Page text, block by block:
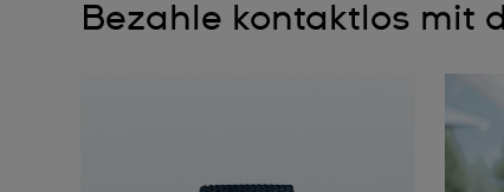
Bezahle kontaktlos mit